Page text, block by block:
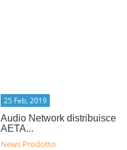
25 Feb, 2019
Audio Network distribuisce
AETA...
News Prodotto